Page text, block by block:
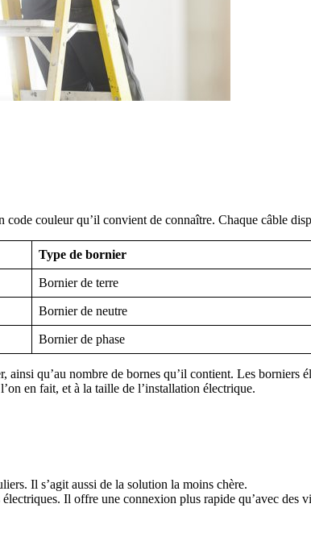
couleur qu’il convient de connaître. Chaque câble
Type de bornier
Bornier de terre
Bornier de neutre
Bornier de phase
qu’au nombre de bornes qu’il contient. Les borniers
en fait, et à la taille de l’installation électrique.
Il s’agit aussi de la solution la moins chère.
Il offre une connexion plus rapide qu’avec des